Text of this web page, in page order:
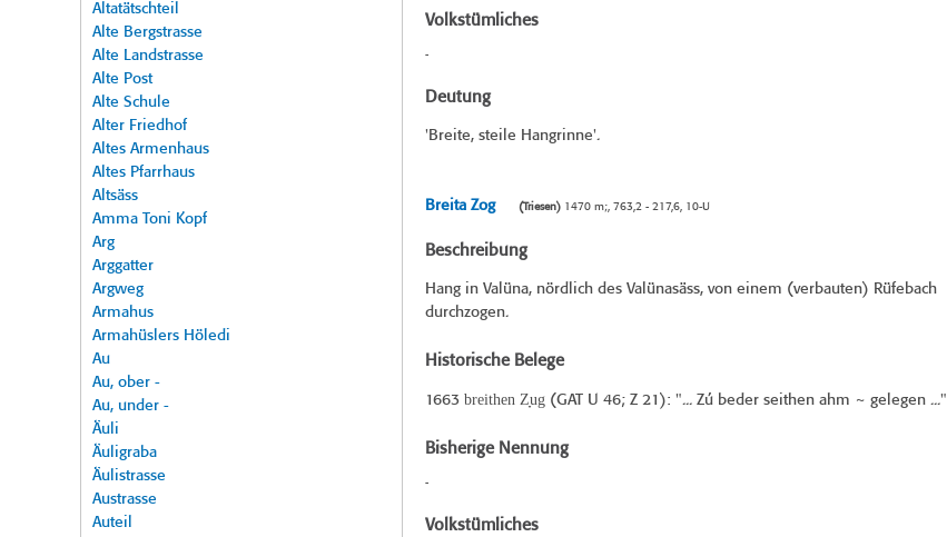
Altatätschteil
Alte Bergstrasse
Alte Landstrasse
Alte Post
Alte Schule
Alter Friedhof
Altes Armenhaus
Altes Pfarrhaus
Altsäss
Amma Toni Kopf
Arg
Arggatter
Argweg
Armahus
Armahüslers Höledi
Au
Au, ober -
Au, under -
Äuli
Äuligraba
Äulistrasse
Austrasse
Auteil
Volkstümliches
-
Deutung
'Breite, steile Hangrinne'.
Breita Zog (Triesen)1470 m;, 763,2 - 217,6, 10-U
Beschreibung
Hang in Valüna, nördlich des Valünasäss, von einem (verbauten) Rüfebach
durchzogen.
Historische Belege
1663 breithen Z̞ug(GAT U 46; Z 21): "... Zú beder seithen ahm ~ gelegen ..."
Bisherige Nennung
-
Volkstümliches